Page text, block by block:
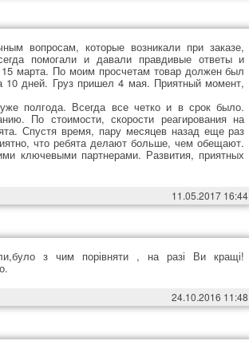
вопросам, которые возникали при заказе,
помогали и давали правдивые ответы и
марта. По моим просчетам товар должен был
10 дней. Груз пришел 4 мая. Приятный момент,
полгода. Всегда все четко и в срок было.
По стоимости, скорости реагирования на
Спустя время, пару месяцев назад еще раз
что ребята делают больше, чем обещают.
ключевыми партнерами. Развития, приятных
11.05.2017 16:44
з чим порівняти , на разі Ви кращі!
24.10.2016 11:48